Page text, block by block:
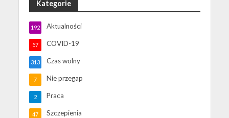
Kategorie
Aktualności
192
COVID-19
57
Czas wolny
313
Nie przegap
7
Praca
2
Szczepienia
47